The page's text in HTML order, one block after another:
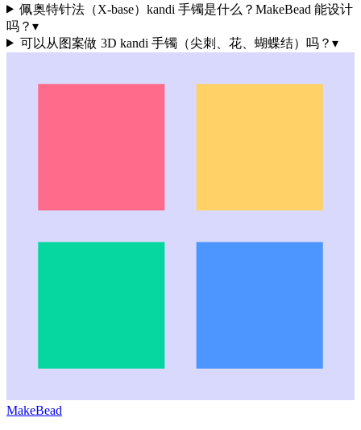
佩奥特针法（X-base）kandi 手镯是什么？MakeBead 能设计
吗？ ▾
可以从图案做 3D kandi 手镯（尖刺、花、蝴蝶结）吗？ ▾
MakeBead